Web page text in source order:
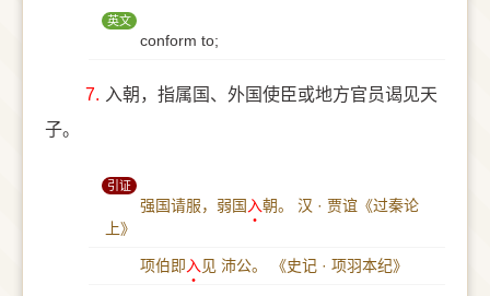
英文
conform to;
7. 入朝，指属国、外国使臣或地方官员谒见天
子。
引证
强国请服，弱国 入朝。 汉 · 贾谊《过秦论
上》
项伯即 入 见 沛公。 《史记 · 项羽本纪》